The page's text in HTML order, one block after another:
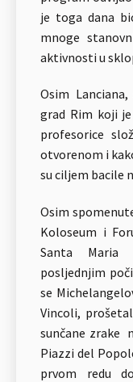
je toga dana
mnoge
aktivnosti u
Osim
grad Rim koji
profesorice
otvorenom i
su ciljem bacile
Osim
Koloseum i
Santa Maria
posljednjim
se
Vincoli,
sunčane zrake
Piazzi del
prvom redu